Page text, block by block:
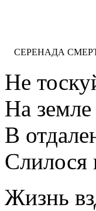
СЕРЕНАДА
Не
На
В
Слилося
Жизнь